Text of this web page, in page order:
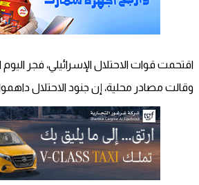
اقتحمت قوات الاحتلال الإسرائيلي، فجر
وقالت مصادر محلية، إن جنود الاحتلال